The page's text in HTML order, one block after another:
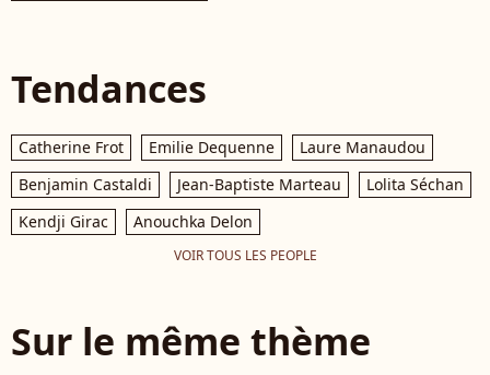
Tendances
Catherine Frot Emilie Dequenne
Laure Manaudou
Benjamin Castaldi
Jean-Baptiste Marteau
Lolita Séchan
Kendji Girac
Anouchka Delon
VOIR TOUS LES PEOPLE
Sur le même thème